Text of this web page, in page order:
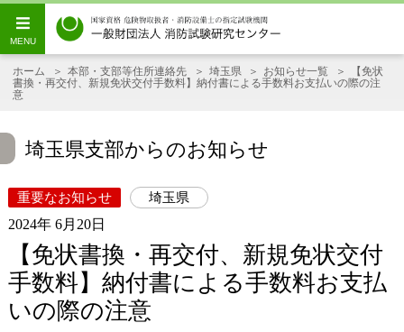
ホーム 本部・支部等住所連絡先 埼玉県 お知らせ一覧
【免状
書換・再交付、新規免状交付手数料】納付書による手数料お支払いの際の注
意
埼玉県支部からのお知らせ
重要なお知らせ 埼玉県
2024年 6月20日
【免状書換・再交付、新規免状交付
手数料】納付書による手数料お支払
いの際の注意